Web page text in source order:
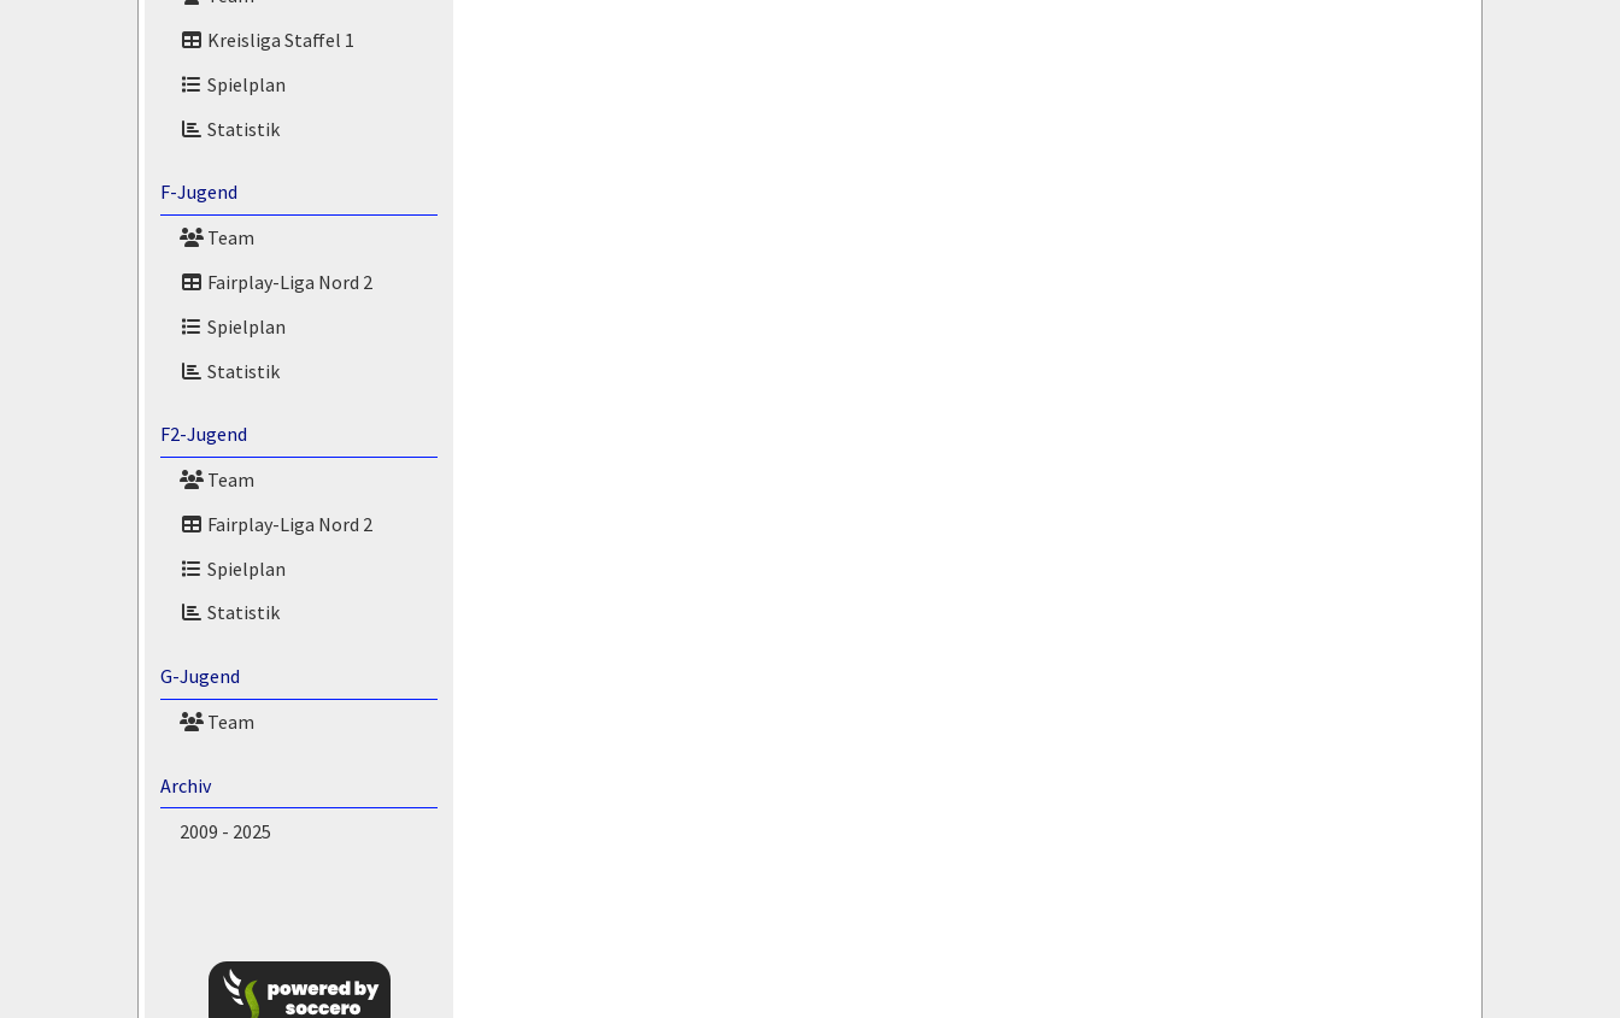
Kreisliga Staffel 1
Spielplan
Statistik
F-Jugend
Team
Fairplay-Liga Nord 2
Spielplan
Statistik
F2-Jugend
Team
Fairplay-Liga Nord 2
Spielplan
Statistik
G-Jugend
Team
Archiv
2009 - 2025